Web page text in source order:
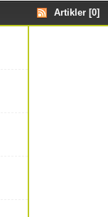
Artikler [0]